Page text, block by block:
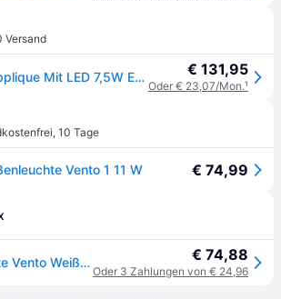
Versand
Moderne Außenapplique Mit LED 7,5W Edelstahl GL1374 € 131,95
Oder € 23,07/Mon.¹
, 10 Tage
Vento 1 11 W € 74,99
Außenwandleuchte Vento Weiß/Edelstahlfarben max. 2,5W Wandlampe € 74,88
Oder 3 Zahlungen von € 24,96